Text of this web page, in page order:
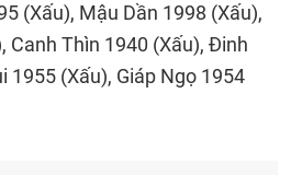
(Xấu), Mậu Dần 1998 (Xấu),
Canh Thìn 1940 (Xấu), Đinh
1955 (Xấu), Giáp Ngọ 1954